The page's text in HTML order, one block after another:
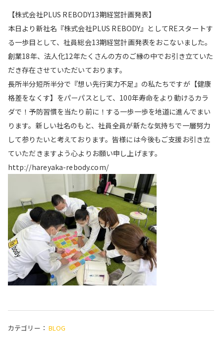
【株式会社PLUS REBODY13期経営計画発表】
本日より新社名『株式会社PLUS REBODY』としてREスタートす
る一歩目として、社員総会13期経営計画発表をおこないました。
創業18年、法人化12年たくさんの方のご縁の中でお引き立ていた
だき存在させていただいております。
長所半分短所半分で『想い先行実力不足』の私たちですが【健康
格差をなくす】をパーパスとして、100年寿命をより動けるカラ
ダで！予防習慣を当たり前に！する一歩一歩を地道に進んでまい
ります。新しい社名のもと、社員全員が新たな気持ちで一層努力
して参りたいと考えております。皆様には今後もご支援お引き立
ていただきますよう心よりお願い申し上げます。
http://hareyaka-rebody.com/
カテゴリー： BLOG